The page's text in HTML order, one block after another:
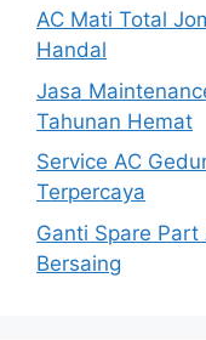
AC Mati Total
Handal
Jasa
Tahunan Hemat
Service AC
Terpercaya
Ganti Spare Part
Bersaing